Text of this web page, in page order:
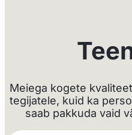
Meiega kogete
tegijatele, kuid ka
saab pakkuda vaid